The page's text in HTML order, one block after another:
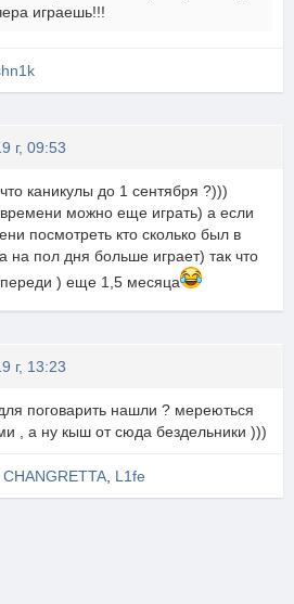
играешь!!!
г, 09:53
каникулы до 1 сентября ?)))
можно еще играть) а если
посмотреть кто сколько был в
на пол дня больше играет) так что
) еще 1,5 месяца
г, 13:23
поговарить нашли ? мереються
, а ну кыш от сюда бездельники )))
L1fe